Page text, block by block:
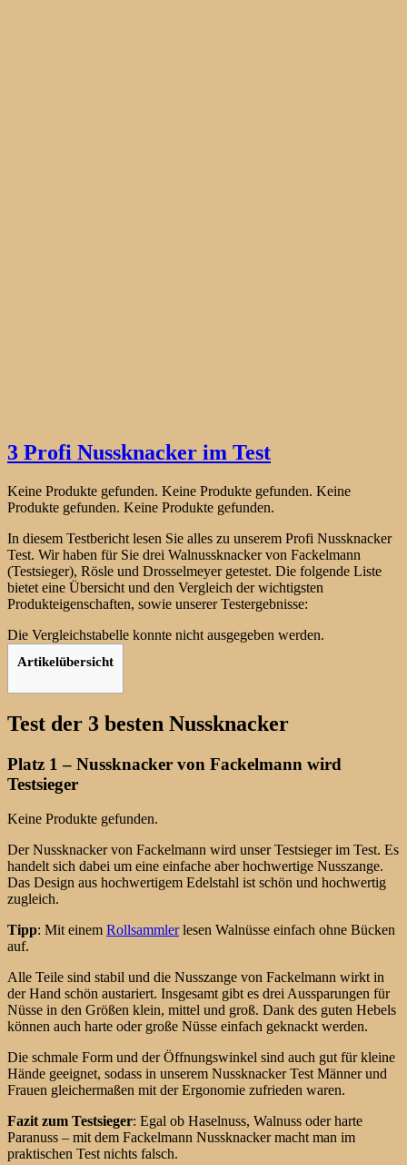
3 Profi Nussknacker im Test
Keine Produkte gefunden. Keine Produkte gefunden. Keine
Produkte gefunden. Keine Produkte gefunden.
In diesem Testbericht lesen Sie alles zu unserem Profi Nussknacker
Test. Wir haben für Sie drei Walnussknacker von Fackelmann
(Testsieger), Rösle und Drosselmeyer getestet. Die folgende Liste
bietet eine Übersicht und den Vergleich der wichtigsten
Produkteigenschaften, sowie unserer Testergebnisse:
Die Vergleichstabelle konnte nicht ausgegeben werden.
Artikelübersicht
Test der 3 besten Nussknacker
Platz 1 – Nussknacker von Fackelmann wird
Testsieger
Keine Produkte gefunden.
Der Nussknacker von Fackelmann wird unser Testsieger im Test. Es
handelt sich dabei um eine einfache aber hochwertige Nusszange.
Das Design aus hochwertigem Edelstahl ist schön und hochwertig
zugleich.
Tipp: Mit einem Rollsammlerlesen Walnüsse einfach ohne Bücken
auf.
Alle Teile sind stabil und die Nusszange von Fackelmann wirkt in
der Hand schön austariert. Insgesamt gibt es drei Aussparungen für
Nüsse in den Größen klein, mittel und groß. Dank des guten Hebels
können auch harte oder große Nüsse einfach geknackt werden.
Die schmale Form und der Öffnungswinkel sind auch gut für kleine
Hände geeignet, sodass in unserem Nussknacker Test Männer und
Frauen gleichermaßen mit der Ergonomie zufrieden waren.
Fazit zum Testsieger: Egal ob Haselnuss, Walnuss oder harte
Paranuss – mit dem Fackelmann Nussknacker macht man im
praktischen Test nichts falsch.